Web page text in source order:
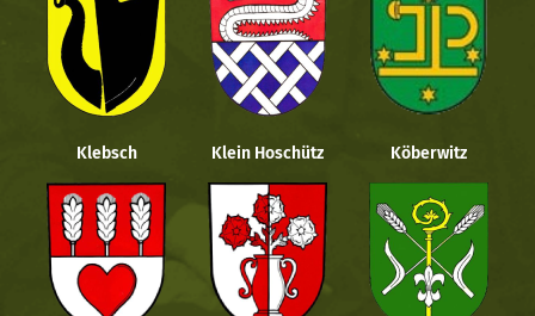
Klebsch Klein Hoschütz Köberwitz